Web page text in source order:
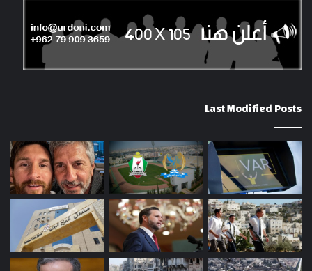
Last Modified Posts